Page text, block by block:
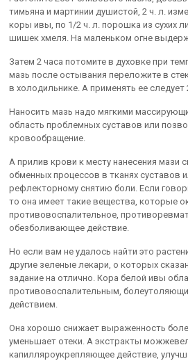
тимьяна и мартинии душистой, 2 ч. л.
коры ивы, по 1/2 ч. л. порошка из сухих
шишек хмеля. На маленьком огне
Затем 2 часа потомите в духовке при
мазь после остывания переложите в
в холодильнике. А применять ее следует
Наносить мазь надо мягкими
область проблемных суставов или
кровообращение.
А прилив крови к месту нанесения мази
обменных процессов в тканях суставов
рефлекторному снятию боли. Если
то она имеет такие вещества, которые
противовоспалительное,
обезболивающее действие.
Но если вам не удалось найти это
другие зеленые лекари, о которых
задание на отлично. Кора белой ивы
противовоспалительным,
действием.
Она хорошо снижает выраженность
уменьшает отеки. А экстракты
капилляроукрепляющее действие,